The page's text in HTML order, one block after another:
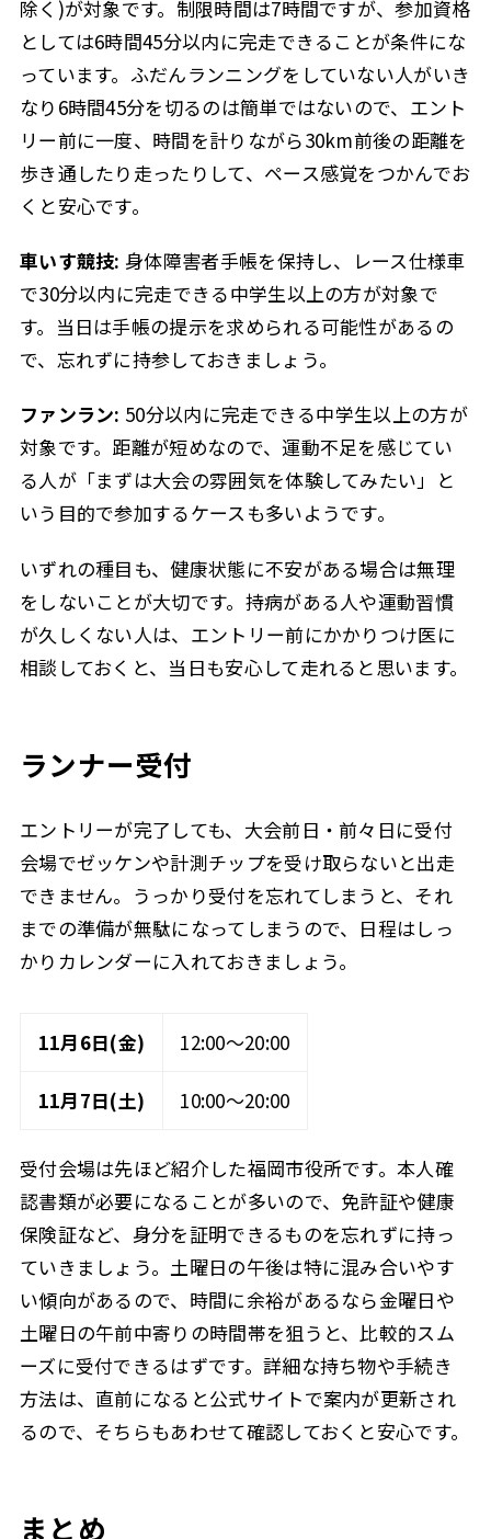
除く)が対象です。制限時間は7時間ですが、参加資格
としては6時間45分以内に完走できることが条件にな
っています。ふだんランニングをしていない人がいき
なり6時間45分を切るのは簡単ではないので、エント
リー前に一度、時間を計りながら30km前後の距離を
歩き通したり走ったりして、ペース感覚をつかんでお
くと安心です。
車いす競技: 身体障害者手帳を保持し、レース仕様車
で30分以内に完走できる中学生以上の方が対象で
す。当日は手帳の提示を求められる可能性があるの
で、忘れずに持参しておきましょう。
ファンラン: 50分以内に完走できる中学生以上の方が
対象です。距離が短めなので、運動不足を感じてい
る人が「まずは大会の雰囲気を体験してみたい」と
いう目的で参加するケースも多いようです。
いずれの種目も、健康状態に不安がある場合は無理
をしないことが大切です。持病がある人や運動習慣
が久しくない人は、エントリー前にかかりつけ医に
相談しておくと、当日も安心して走れると思います。
ランナー受付
エントリーが完了しても、大会前日・前々日に受付
会場でゼッケンや計測チップを受け取らないと出走
できません。うっかり受付を忘れてしまうと、それ
までの準備が無駄になってしまうので、日程はしっ
かりカレンダーに入れておきましょう。
11月6日(金) 12:00〜20:00
11月7日(土) 10:00〜20:00
受付会場は先ほど紹介した福岡市役所です。本人確
認書類が必要になることが多いので、免許証や健康
保険証など、身分を証明できるものを忘れずに持っ
ていきましょう。土曜日の午後は特に混み合いやす
い傾向があるので、時間に余裕があるなら金曜日や
土曜日の午前中寄りの時間帯を狙うと、比較的スム
ーズに受付できるはずです。詳細な持ち物や手続き
方法は、直前になると公式サイトで案内が更新され
るので、そちらもあわせて確認しておくと安心です。
まとめ